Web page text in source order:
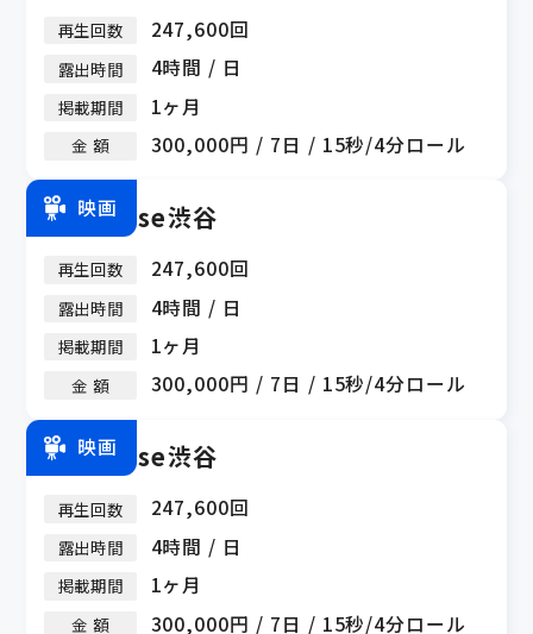
再生回数 247,600回
露出時間 4時間 / 日
掲載期間 1ヶ月
金 額 300,000円 / 7日 / 15秒/4分ロール
映画
ZeroBase渋谷
再生回数 247,600回
露出時間 4時間 / 日
掲載期間 1ヶ月
金 額 300,000円 / 7日 / 15秒/4分ロール
映画
ZeroBase渋谷
再生回数 247,600回
露出時間 4時間 / 日
掲載期間 1ヶ月
金 額 300,000円 / 7日 / 15秒/4分ロール